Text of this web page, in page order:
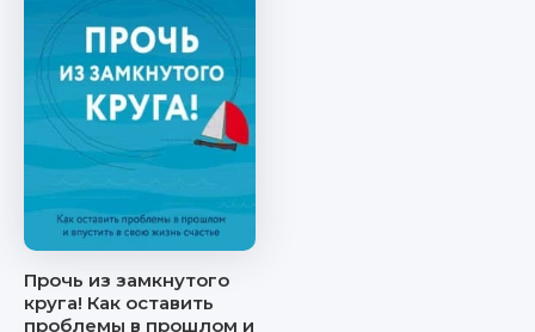
Прочь из замкнутого
круга! Как оставить
проблемы в прошлом и